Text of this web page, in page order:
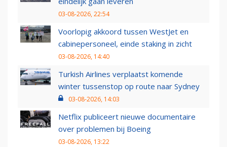
03-08-2026, 22:54
Voorlopig akkoord tussen WestJet en
cabinepersoneel, einde staking in zicht
03-08-2026, 14:40
Turkish Airlines verplaatst komende
winter tussenstop op route naar Sydney
03-08-2026, 14:03
Netflix publiceert nieuwe documentaire
over problemen bij Boeing
03-08-2026, 13:22